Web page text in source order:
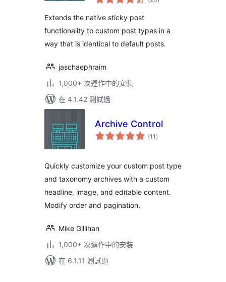
評
Extends the native sticky post
functionality to custom post types in a
way that is identical to default posts.
jaschaephraim
1,000+ 次運作中的安裝
在 4.1.42 測試過
Archive Control
(11 總
評)
Quickly customize your custom post type
and taxonomy archives with a custom
headline, image, and editable content.
Modify order and pagination.
Mike Gillihan
1,000+ 次運作中的安裝
在 6.1.11 測試過